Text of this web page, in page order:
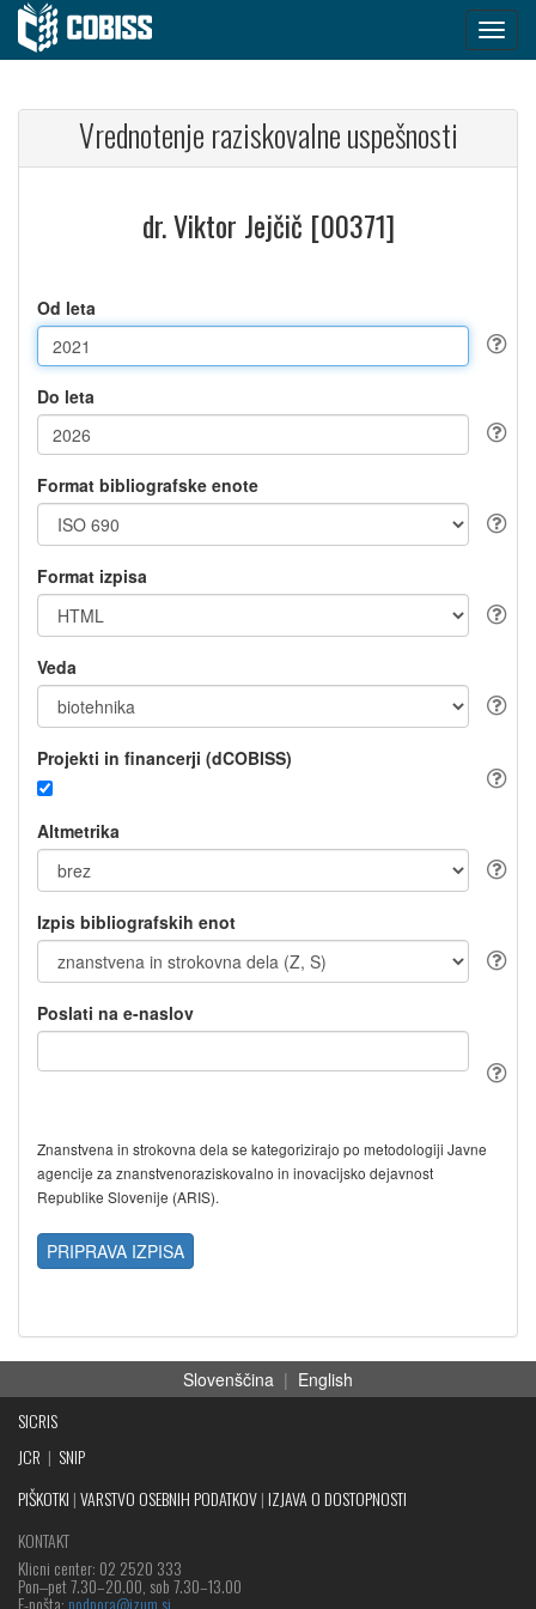
Vrednotenje raziskovalne uspešnosti
dr. Viktor Jejčič [00371]
Od leta
Do leta
Format bibliografske enote
Format izpisa
Veda
Projekti in financerji (dCOBISS)
Altmetrika
Izpis bibliografskih enot
Poslati na e-naslov
Znanstvena in strokovna dela se kategorizirajo po metodologiji Javne
agencije za znanstvenoraziskovalno in inovacijsko dejavnost
Republike Slovenije (ARIS).
PRIPRAVA IZPISA
Slovenščina | English
SICRIS
JCR | SNIP
PIŠKOTKI |VARSTVO OSEBNIH PODATKOV| IZJAVA O DOSTOPNOSTI
KONTAKT
Klicni center: 02 2520 333
Pon‒pet 7.30–20.00, sob 7.30–13.00
E-pošta: podpora@izum.si